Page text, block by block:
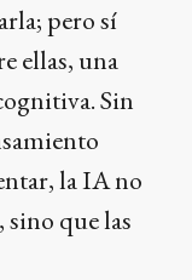
pero sí
ellas, una
Sin
la IA no
que las